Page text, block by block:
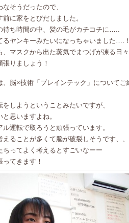
そうだったので、
に家をとびだしました。
待ち時間の中、髪の毛がカチコチに…..
るヤンキーみたいになっちゃいました….
、マスクから出た蒸気でまつげが凍る日
りましょう！
、脳×技術「ブレインテック」についてご
しようということみたいですが、
思いますよね。
運転で取ろうと頑張っています。
えることが多くて脳が破裂しそうです、
ちってよく考えるとすごいなーー
てきます！